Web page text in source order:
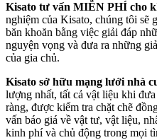
Kisato tư vấn MIỄN PHÍ cho
nghiệm của Kisato, chúng tôi sẽ
băn khoăn bằng việc giải đáp
nguyện vọng và đưa ra những
của gia chủ.
Kisato sở hữu mạng lưới nhà
lượng nhất, tất cả vật liệu khi
ràng, được kiểm tra chặt chẽ
vấn báo giá về vật tư, vật liệu,
kinh phí và chủ động trong mọi